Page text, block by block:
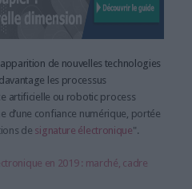
de nouvelles technologies
les processus
artificielle ou robotic process
d’une confiance numérique, portée
de signature électronique".
en 2019 : marché, cadre